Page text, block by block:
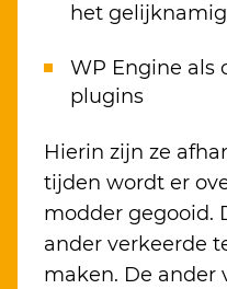
het
WP Engine als
plugins
Hierin zijn ze
tijden wordt er
modder gegooid.
ander verkeerde
maken. De ander